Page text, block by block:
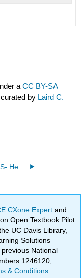
aCC BY-SA
by Laird C.
22.6: MODELOS- Hemi-Pelvis Masculina y Torso
CXone Expertand
Open Textbook Pilot
UC Davis Library,
Solutions
National
1246120,
& Conditions